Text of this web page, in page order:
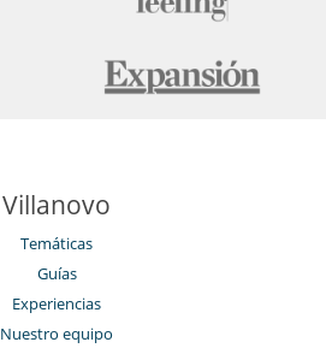
Villanovo
Temáticas
Guías
Experiencias
Nuestro equipo